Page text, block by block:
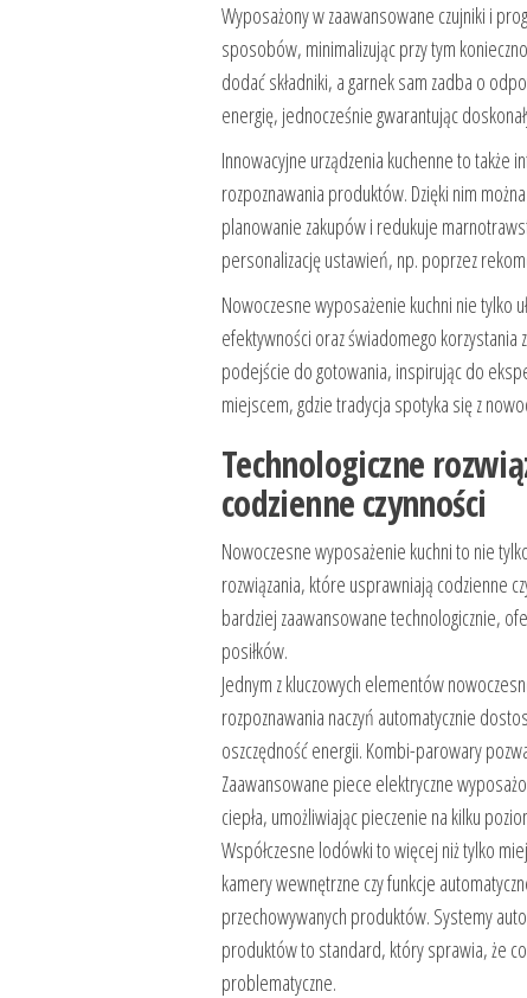
Wyposażony w zaawansowane czujniki i
sposobów, minimalizując przy tym
dodać składniki, a garnek sam zadba o
energię, jednocześnie gwarantując
Innowacyjne urządzenia kuchenne to
rozpoznawania produktów. Dzięki nim
planowanie zakupów i redukuje
personalizację ustawień, np. poprzez
Nowoczesne wyposażenie kuchni nie tylko
efektywności oraz świadomego korzystania
podejście do gotowania, inspirując do
miejscem, gdzie tradycja spotyka się z
Technologiczne
codzienne czynności
Nowoczesne wyposażenie kuchni to nie
rozwiązania, które usprawniają codzienne
bardziej zaawansowane technologicznie,
posiłków.
Jednym z kluczowych elementów
rozpoznawania naczyń automatycznie
oszczędność energii. Kombi-parowary
Zaawansowane piece elektryczne
ciepła, umożliwiając pieczenie na kilku
Współczesne lodówki to więcej niż tylko
kamery wewnętrzne czy funkcje
przechowywanych produktów. Systemy
produktów to standard, który sprawia, że
problematyczne.